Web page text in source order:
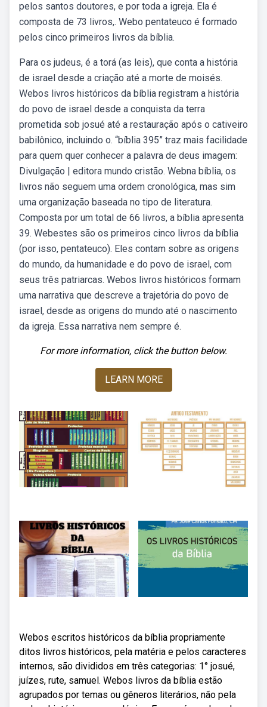
pelos santos doutores, e por toda a igreja. Ela é
composta de 73 livros,. Webo pentateuco é formado
pelos cinco primeiros livros da bíblia.
Para os judeus, é a torá (as leis), que conta a história
de israel desde a criação até a morte de moisés.
Webos livros históricos da bíblia registram a história
do povo de israel desde a conquista da terra
prometida sob josué até a restauração após o cativeiro
babilônico, incluindo o. “bíblia 395” traz mais facilidade
para quem quer conhecer a palavra de deus imagem:
Divulgação | editora mundo cristão. Webna bíblia, os
livros não seguem uma ordem cronológica, mas sim
uma organização baseada no tipo de literatura.
Composta por um total de 66 livros, a bíblia apresenta
39. Webestes são os primeiros cinco livros da bíblia
(por isso, pentateuco). Eles contam sobre as origens
do mundo, da humanidade e do povo de israel, com
seus três patriarcas. Webos livros históricos formam
uma narrativa que descreve a trajetória do povo de
israel, desde as origens do mundo até o nascimento
da igreja. Essa narrativa nem sempre é.
For more information, click the button below.
LEARN MORE
Webos escritos históricos da bíblia propriamente
ditos livros históricos, pela matéria e pelos caracteres
internos, são divididos em três categorias: 1° josué,
juízes, rute, samuel. Webos livros da bíblia estão
agrupados por temas ou gêneros literários, não pela